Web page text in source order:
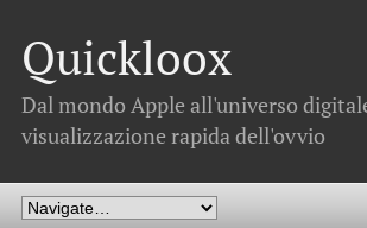
Quickloox
Dal mondo Apple all'universo
visualizzazione rapida dell'ovvio